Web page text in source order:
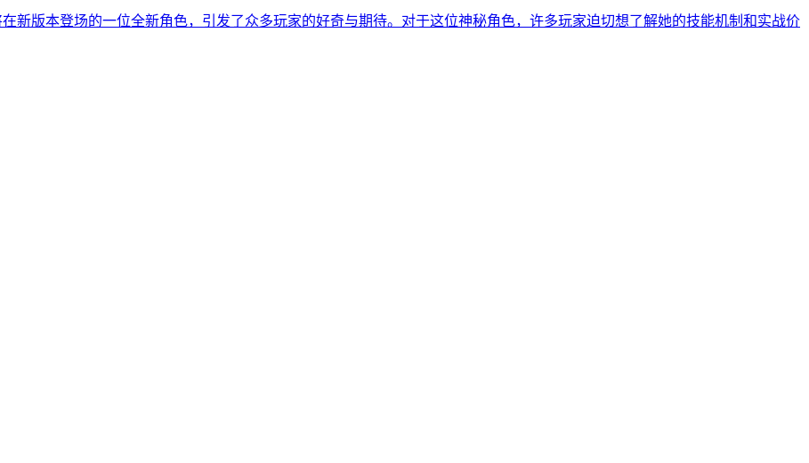
新版本登场的一位全新角色，引发了众多玩家的好奇与期待。对于这位神秘角色，许多玩家迫切想了解她的技能机制和实战价